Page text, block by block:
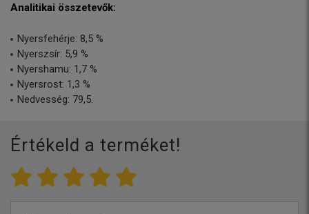
Analitikai összetevők:
Nyersfehérje: 8,5 %
Nyerszsír: 5,9 %
Nyershamu: 1,7 %
Nyersrost: 1,3 %
Nedvesség: 79,5.
Értékeld a terméket!